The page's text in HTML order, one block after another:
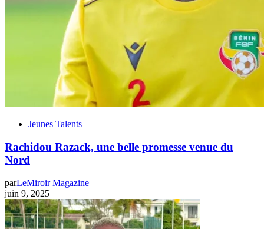
Jeunes Talents
Rachidou Razack, une belle promesse venue du
Nord
parLeMiroir Magazine
juin 9, 2025